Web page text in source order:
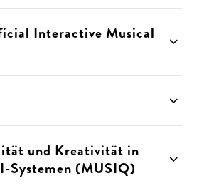
Interactive Musical
und Kreativität in
Systemen (MUSIQ)